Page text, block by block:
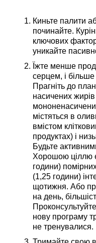
Киньте палити
починайте.
ключових
уникайте
Їжте менше
серцем, і
Прагніть до
насичених
містяться в
вмістом
продуктах) і
Будьте
Хорошою ціллю
години)
(1,25 години)
щотижня. Або
на день,
нову програму
не тренувалися.